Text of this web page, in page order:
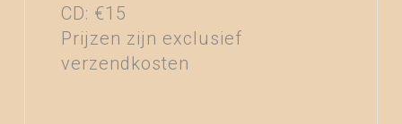
CD: €15
Prijzen zijn exclusief
verzendkosten